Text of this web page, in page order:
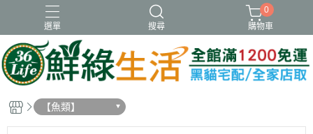
選單 搜尋
0
購物車
【魚類】